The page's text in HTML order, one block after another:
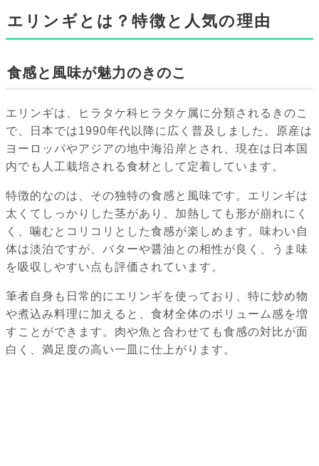
エリンギとは？特徴と人気の理由
食感と風味が魅力のきのこ
エリンギは、ヒラタケ科ヒラタケ属に分類されるきのこ
で、日本では1990年代以降に広く普及しました。原産は
ヨーロッパやアジアの地中海沿岸とされ、現在は日本国
内でも人工栽培される食材として定着しています。
特徴的なのは、その独特の食感と風味です。エリンギは
太くてしっかりした茎があり、加熱しても形が崩れにく
く、噛むとコリコリとした食感が楽しめます。味わい自
体は淡泊ですが、バターや醤油との相性が良く、うま味
を吸収しやすい点も評価されています。
筆者自身も日常的にエリンギを使っており、特に炒め物
や煮込み料理に加えると、食材全体のボリューム感を増
すことができます。肉や魚と合わせても食感の対比が面
白く、満足度の高い一皿に仕上がります。